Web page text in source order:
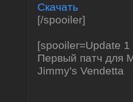
Скачать
[/spooiler]
[spooiler=Update 1
Первый патч для
Jimmy's Vendetta